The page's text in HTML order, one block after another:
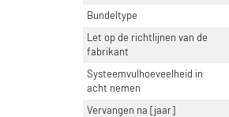
Bundeltype
Let op de richtlijnen van de
fabrikant
Systeemvulhoeveelheid in
acht nemen
Vervangen na [jaar]